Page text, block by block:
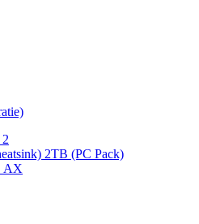
2TB (PC Pack)
AX